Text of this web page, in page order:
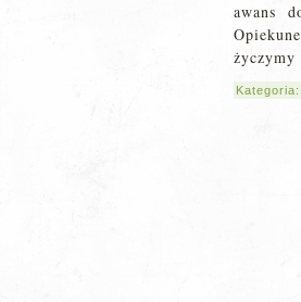
awans
życzymy
Kategoria: